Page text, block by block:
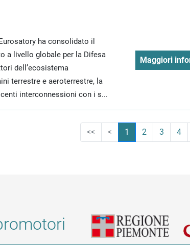
ha consolidato il
a livello globale per la Difesa
dell’ecosistema
terrestre e aeroterrestre, la
interconnessioni con i s...
Maggiori
<< < 1 2 3 4